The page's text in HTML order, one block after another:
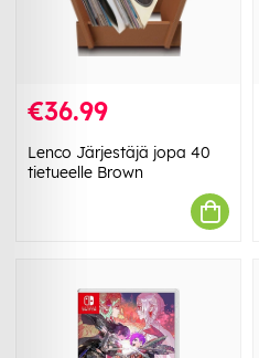
€36.99
Lenco Järjestäjä jopa 40
tietueelle Brown